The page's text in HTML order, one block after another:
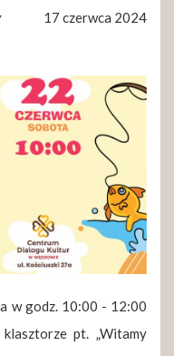
17 czerwca 2024
w godz. 10:00 - 12:00
pt. „Witamy